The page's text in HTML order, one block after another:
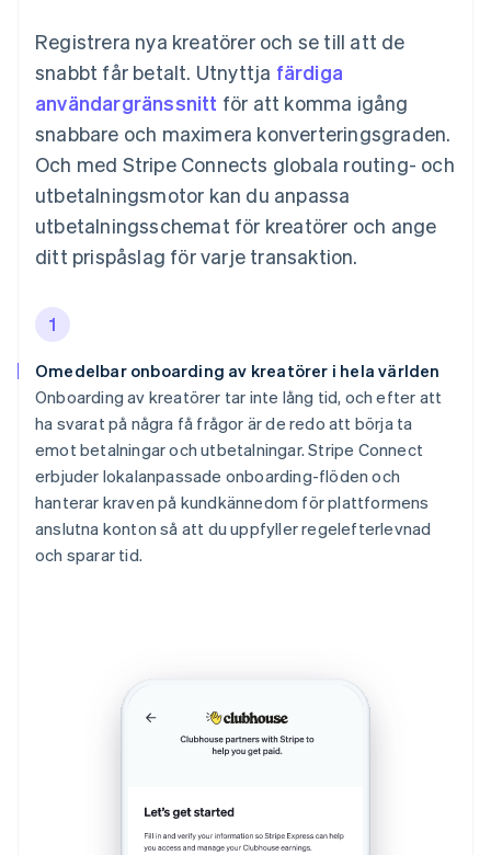
Registrera nya kreatörer och se till att de
snabbt får betalt. Utnyttja färdiga
användargränssnitt för att komma igång
snabbare och maximera konverteringsgraden.
Och med Stripe Connects globala routing- och
utbetalningsmotor kan du anpassa
utbetalningsschemat för kreatörer och ange
ditt prispåslag för varje transaktion.
1
Omedelbar onboarding av kreatörer i hela världen
Onboarding av kreatörer tar inte lång tid, och efter att
ha svarat på några få frågor är de redo att börja ta
emot betalningar och utbetalningar. Stripe Connect
erbjuder lokalanpassade onboarding-flöden och
hanterar kraven på kundkännedom för plattformens
anslutna konton så att du uppfyller regelefterlevnad
och sparar tid.